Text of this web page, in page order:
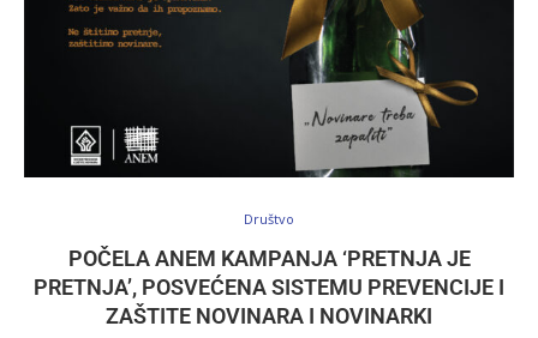
Društvo
POČELA ANEM KAMPANJA ‘PRETNJA JE
PRETNJA’, POSVEĆENA SISTEMU PREVENCIJE I
ZAŠTITE NOVINARA I NOVINARKI